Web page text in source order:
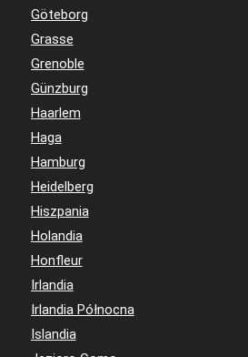
Göteborg
Grasse
Grenoble
Günzburg
Haarlem
Haga
Hamburg
Heidelberg
Hiszpania
Holandia
Honfleur
Irlandia
Irlandia Północna
Islandia